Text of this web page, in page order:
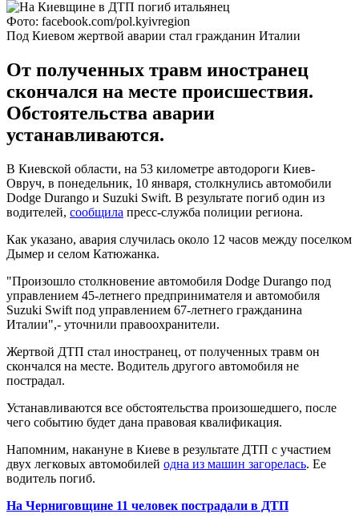
Фото: facebook.com/pol.kyivregion
Под Киевом жертвой аварии стал гражданин Италии
От полученных травм иностранец
скончался на месте происшествия.
Обстоятельства аварии
устанавливаются.
В Киевской области, на 53 километре автодороги Киев-
Овруч, в понедельник, 10 января, столкнулись автомобили
Dodge Durango и Suzuki Swift. В результате погиб один из
водителей, сообщила пресс-служба полиции региона.
Как указано, авария случилась около 12 часов между поселком
Дымер и селом Катюжанка.
"Произошло столкновение автомобиля Dodge Durango под
управлением 45-летнего предпринимателя и автомобиля
Suzuki Swift под управлением 67-летнего гражданина
Италии",- уточнили правоохранители.
Жертвой ДТП стал иностранец, от полученных травм он
скончался на месте. Водитель другого автомобиля не
пострадал.
Устанавливаются все обстоятельства произошедшего, после
чего событию будет дана правовая квалификация.
Напомним, накануне в Киеве в результате ДТП с участием
двух легковых автомобилей одна из машин загорелась. Ее
водитель погиб.
На Черниговщине 11 человек пострадали в ДТП